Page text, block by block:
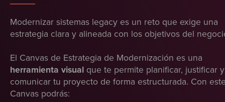
Modernizar sistemas legacy es un reto que exige una
estrategia clara y alineada con los objetivos del
El Canvas de Estrategia de Modernización es una
herramienta visual que te permite planificar, justificar y
comunicar tu proyecto de forma estructurada. Con
Canvas podrás: